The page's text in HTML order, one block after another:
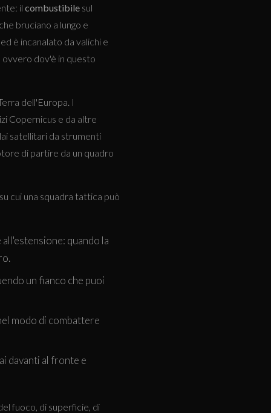
il combustibile sul
bruciano a lungo e
è incanalato da valichi e
, ovvero dov'è in questo
dell'Europa. I
Copernicus e da altre
satellitari da strumenti
di partire da un quadro
cui una squadra tattica può
quando la
un fianco che puoi
modo di combattere
davanti al fronte e
fuoco, di superficie, di